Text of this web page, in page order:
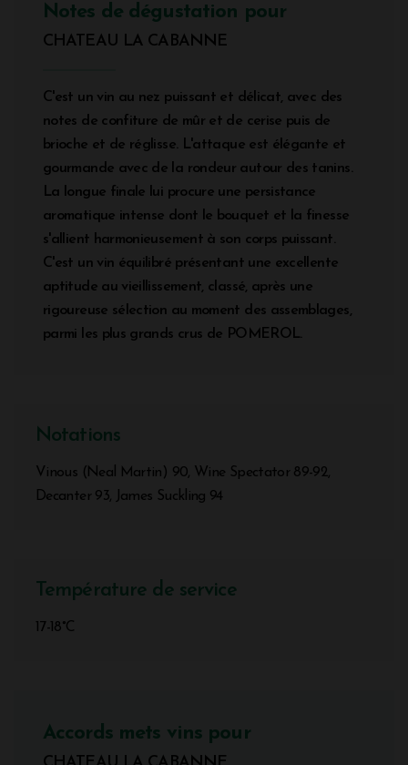
Notes de dégustation pour
CHATEAU LA CABANNE
C'est un vin au nez puissant et délicat, avec des
notes de confiture de mûr et de cerise puis de
brioche et de réglisse. L'attaque est élégante et
gourmande avec de la rondeur autour des tanins.
La longue finale lui procure une persistance
aromatique intense dont le bouquet et la finesse
s'allient harmonieusement à son corps puissant.
C'est un vin équilibré présentant une excellente
aptitude au vieillissement, classé, après une
rigoureuse sélection au moment des assemblages,
parmi les plus grands crus de POMEROL.
Notations
Vinous (Neal Martin) 90, Wine Spectator 89-92,
Decanter 93, James Suckling 94
Température de service
17-18°C
Accords mets vins pour